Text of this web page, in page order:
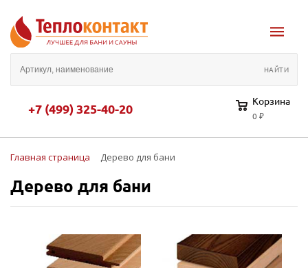
+7 (499) 325-40-20 Корзина
0 ₽
Главная страница Дерево для бани
Дерево для бани